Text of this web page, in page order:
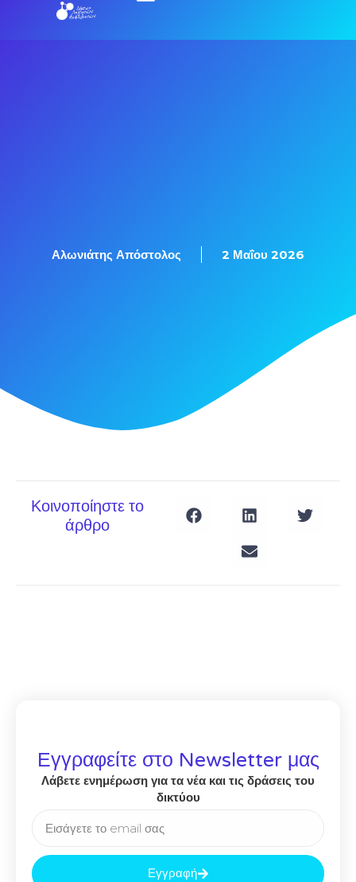
Αλωνιάτης Απόστολος 2 Μαΐου 2026
Κοινοποίηστε το
άρθρο
Εγγραφείτε στο Newsletter μας
Λάβετε ενημέρωση για τα νέα και τις δράσεις του
δικτύου
Εγγραφή